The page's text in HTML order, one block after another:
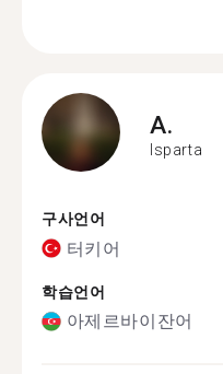
A.
Isparta
구사언어
터키어
학습언어
아제르바이잔어